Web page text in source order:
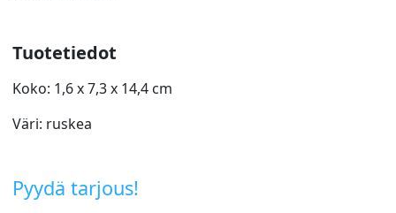
Tuotetiedot
Koko: 1,6 x 7,3 x 14,4 cm
Väri: ruskea
Pyydä tarjous!